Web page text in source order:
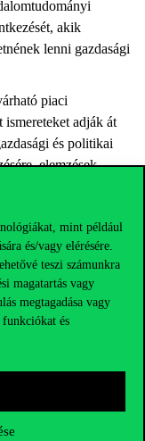
mint például
és/vagy elérésére.
teszi számunkra
magatartás vagy
megtagadása vagy
funkciókat és
akik
lenni gazdasági
piaci
adják át
és politikai
elemzések
rezsimek mély